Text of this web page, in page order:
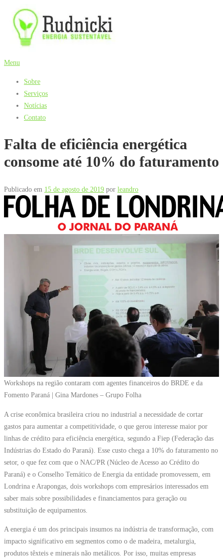
Pular
para
conteúdo
Menu
Sobre
Serviços
Notícias
Contato
Falta de eficiência energética
consome até 10% do faturamento
Publicado em 15 de agosto de 2019 por leandro
Workshops na região contaram com agentes financeiros do BRDE e da
Fomento Paraná | Gina Mardones – Grupo Folha
A crise econômica brasileira criou no industrial a necessidade de cortar
gastos para aumentar a competitividade, o que gerou interesse maior por
linhas de crédito para eficiência energética, segundo a Fiep (Federação das
Indústrias do Estado do Paraná). Esse custo chega a 10% do faturamento no
setor, o que fez com que o NAC/PR (Núcleo de Acesso ao Crédito do
Paraná) e o Conselho Temático de Energia da entidade promovessem, em
Londrina e Arapongas, dois workshops com empresários interessados em
saber mais sobre possibilidades e financiamentos para geração ou
substituição de equipamentos.
A energia é um dos principais insumos na indústria de transformação, com
impacto significativo em segmentos como o de madeira, metalurgia,
produtos têxteis e minerais não metálicos. Por isso, muitas empresas